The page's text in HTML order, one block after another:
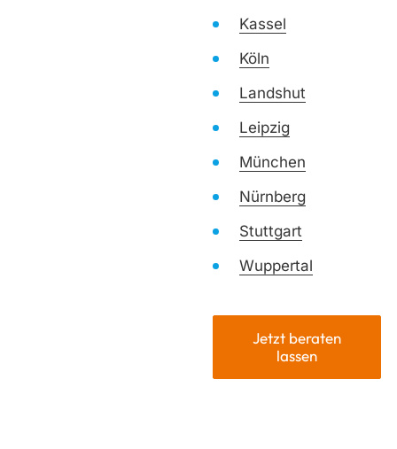
Kassel
Köln
Landshut
Leipzig
München
Nürnberg
Stuttgart
Wuppertal
Jetzt beraten
lassen